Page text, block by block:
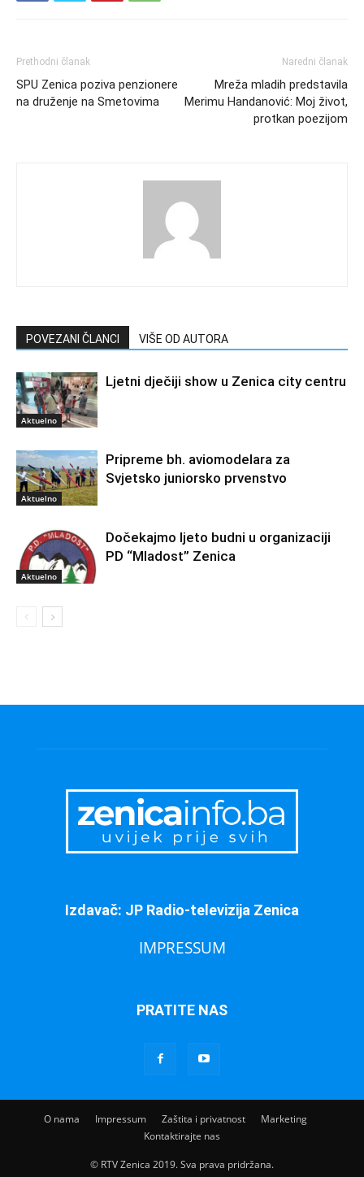
Prethodni članak
SPU Zenica poziva penzionere
na druženje na Smetovima
Naredni članak
Mreža mladih predstavila
Merimu Handanović: Moj život,
protkan poezijom
POVEZANI ČLANCI VIŠE OD AUTORA
Aktuelno
Ljetni dječiji show u Zenica city centru
Aktuelno
Pripreme bh. aviomodelara za
Svjetsko juniorsko prvenstvo
Aktuelno
Dočekajmo ljeto budni u organizaciji
PD “Mladost” Zenica
Izdavač: JP Radio-televizija Zenica
IMPRESSUM
PRATITE NAS
O nama Impressum Zaštita i privatnost
Marketing
Kontaktirajte nas
© RTV Zenica 2019. Sva prava pridržana.